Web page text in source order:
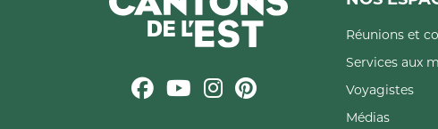
Réunions et
Services aux
Voyagistes
Médias